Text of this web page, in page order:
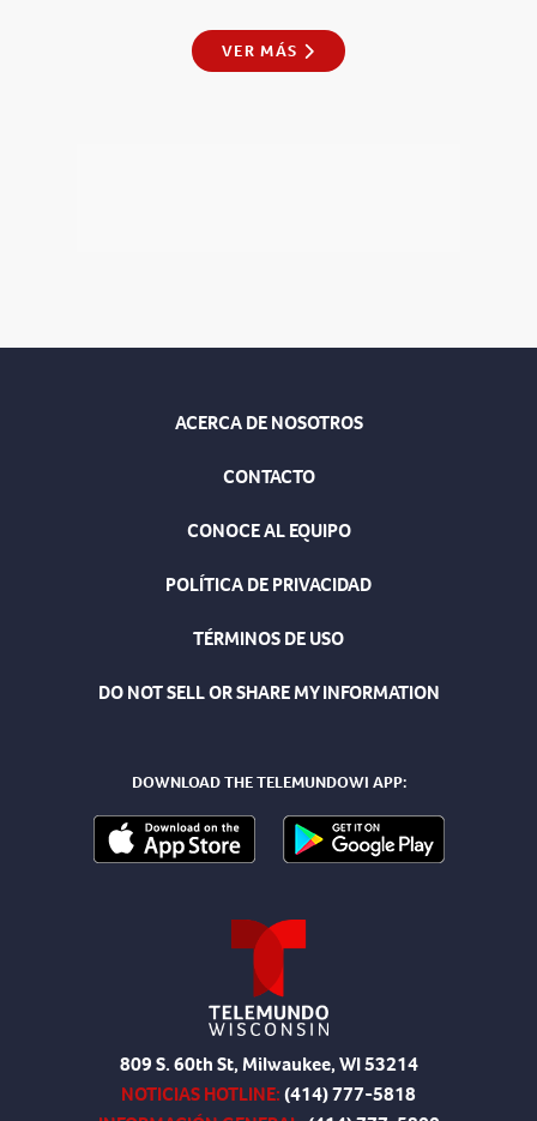
VER MÁS
ACERCA DE NOSOTROS
CONTACTO
CONOCE AL EQUIPO
POLÍTICA DE PRIVACIDAD
TÉRMINOS DE USO
DO NOT SELL OR SHARE MY INFORMATION
DOWNLOAD THE TELEMUNDOWI APP:
809 S. 60th St, Milwaukee, WI 53214
NOTICIAS HOTLINE:(414) 777-5818